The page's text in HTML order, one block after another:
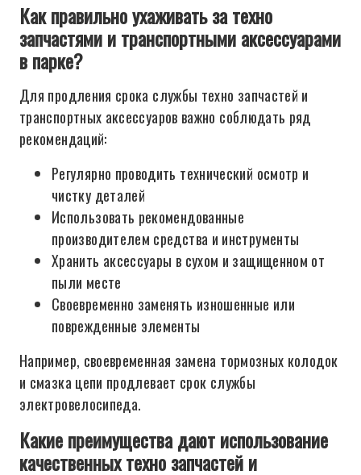
Как правильно ухаживать за техно
запчастями и транспортными аксессуарами
в парке?
Для продления срока службы техно запчастей и
транспортных аксессуаров важно соблюдать ряд
рекомендаций:
Регулярно проводить технический осмотр и
чистку деталей
Использовать рекомендованные
производителем средства и инструменты
Хранить аксессуары в сухом и защищенном от
пыли месте
Своевременно заменять изношенные или
поврежденные элементы
Например, своевременная замена тормозных колодок
и смазка цепи продлевает срок службы
электровелосипеда.
Какие преимущества дают использование
качественных техно запчастей и